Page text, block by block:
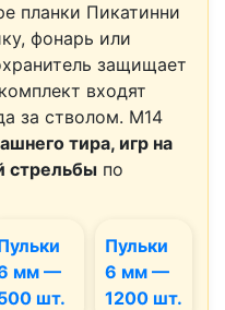
планки Пикатинни
фонарь или
защищает
входят
за стволом. M14
тира, игр на
стрельбы по
мм —
шт.
Пульки
6 мм —
1200 шт.